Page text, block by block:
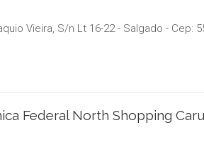
Vieira, S/n Lt 16-22 - Salgado - Cep:
Federal North Shopping